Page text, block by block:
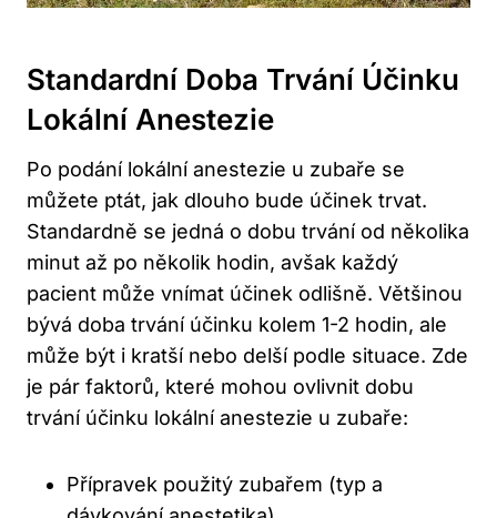
Standardní Doba Trvání Účinku
Lokální Anestezie
Po podání lokální anestezie u zubaře se
můžete ptát, jak dlouho bude účinek trvat.
Standardně se jedná o dobu trvání od několika
minut až po několik hodin, avšak každý
pacient může vnímat účinek odlišně. Většinou
bývá doba trvání účinku kolem 1-2 hodin, ale
může být i kratší nebo delší podle situace. Zde
je pár faktorů, které mohou ovlivnit dobu
trvání účinku lokální anestezie u zubaře:
Přípravek použitý zubařem (typ a